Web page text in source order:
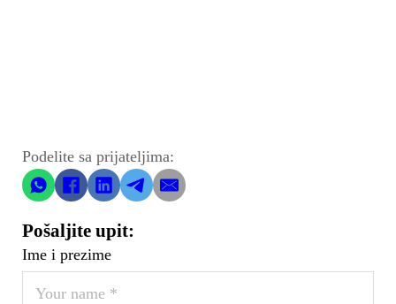
Podelite sa prijateljima:
Pošaljite upit:
Ime i prezime